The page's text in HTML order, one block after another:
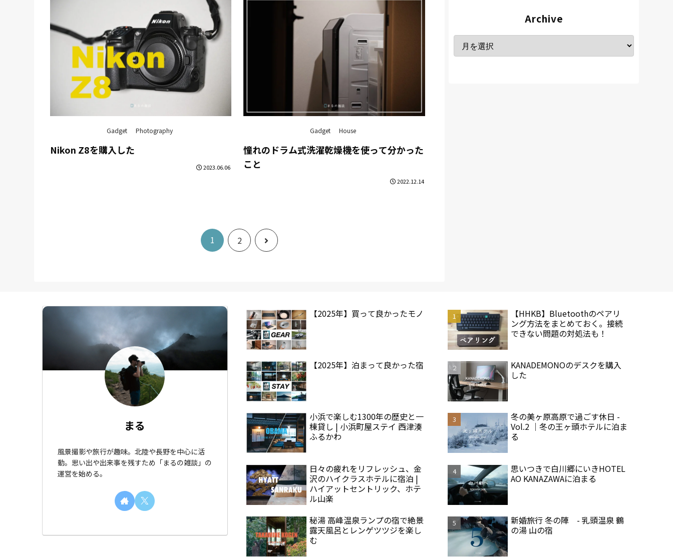
Gadget Photography
Nikon Z8を購入した
2023.06.06
Gadget House
憧れのドラム式洗濯乾燥機を使って分かった
こと
2022.12.14
1 2
次
Archive
まる
風景撮影や旅行が趣味。北陸や長野を中心に活
動。思い出や出来事を残すため「まるの雑談」の
運営を始める。
【2025年】買って良かったモノ
【2025年】泊まって良かった宿
小浜で楽しむ1300年の歴史と一
棟貸し | 小浜町屋ステイ 西津湊
ふるかわ
日々の疲れをリフレッシュ、金
沢のハイクラスホテルに宿泊 |
ハイアットセントリック、ホテ
ル山楽
秘湯 高峰温泉ランプの宿で絶景
露天風呂とレンゲツツジを楽し
む
【HHKB】Bluetoothのペアリ
ング方法をまとめておく。接続
できない問題の対処法も！
KANADEMONOのデスクを購入
した
冬の美ヶ原高原で過ごす休日 -
Vol.2 ｜冬の王ヶ頭ホテルに泊ま
る
思いつきで白川郷にいきHOTEL
AO KANAZAWAに泊まる
新婚旅行 冬の陣 - 乳頭温泉 鶴
の湯 山の宿